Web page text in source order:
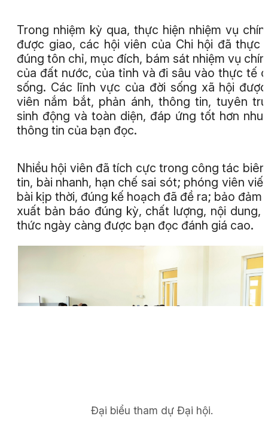
Trong nhiệm kỳ qua, thực hiện nhiệm vụ
được giao, các hội viên của Chi hội đã thực
đúng tôn chỉ, mục đích, bám sát nhiệm vụ
của đất nước, của tỉnh và đi sâu vào thực tế
sống. Các lĩnh vực của đời sống xã hội
viên nắm bắt, phản ánh, thông tin, tuyên
sinh động và toàn diện, đáp ứng tốt hơn nhu
thông tin của bạn đọc.
Nhiều hội viên đã tích cực trong công tác
tin, bài nhanh, hạn chế sai sót; phóng viên
bài kịp thời, đúng kế hoạch đã đề ra; bảo đảm
xuất bản báo đúng kỳ, chất lượng, nội dung,
thức ngày càng được bạn đọc đánh giá cao.
Đại biểu tham dự Đại hội.